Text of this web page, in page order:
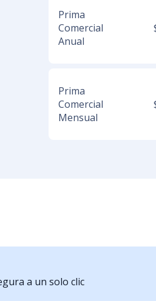
Prima
Comercial
Anual
Prima
Comercial
Mensual
a un solo clic